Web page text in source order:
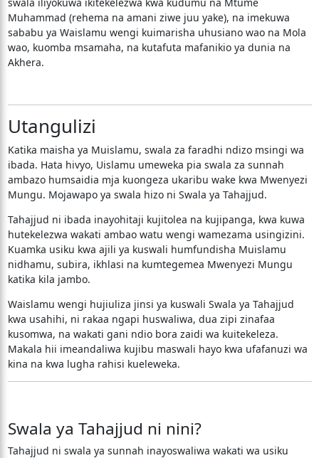
Muhammad (rehema na amani ziwe juu yake), na imekuwa
sababu ya Waislamu wengi kuimarisha uhusiano wao na Mola
wao, kuomba msamaha, na kutafuta mafanikio ya dunia na
Akhera.
Utangulizi
Katika maisha ya Muislamu, swala za faradhi ndizo msingi wa
ibada. Hata hivyo, Uislamu umeweka pia swala za sunnah
ambazo humsaidia mja kuongeza ukaribu wake kwa Mwenyezi
Mungu. Mojawapo ya swala hizo ni Swala ya Tahajjud.
Tahajjud ni ibada inayohitaji kujitolea na kujipanga, kwa kuwa
hutekelezwa wakati ambao watu wengi wamezama usingizini.
Kuamka usiku kwa ajili ya kuswali humfundisha Muislamu
nidhamu, subira, ikhlasi na kumtegemea Mwenyezi Mungu
katika kila jambo.
Waislamu wengi hujiuliza jinsi ya kuswali Swala ya Tahajjud
kwa usahihi, ni rakaa ngapi huswaliwa, dua zipi zinafaa
kusomwa, na wakati gani ndio bora zaidi wa kuitekeleza.
Makala hii imeandaliwa kujibu maswali hayo kwa ufafanuzi wa
kina na kwa lugha rahisi kueleweka.
Swala ya Tahajjud ni nini?
Tahajjud ni swala ya sunnah inayoswaliwa wakati wa usiku